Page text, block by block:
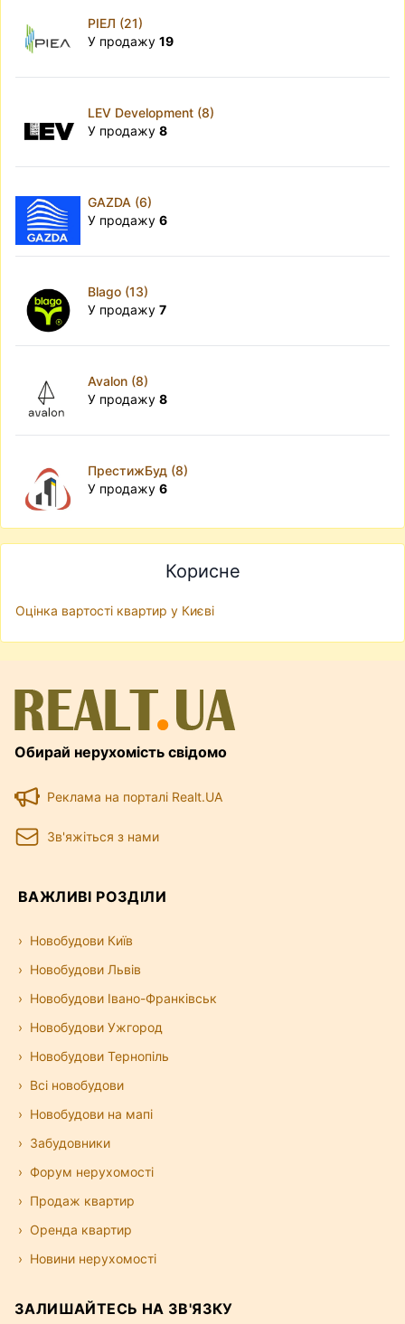
РІЕЛ (21)
У продажу 19
LEV Development (8)
У продажу 8
GAZDA (6)
У продажу 6
Blago (13)
У продажу 7
Avalon (8)
У продажу 8
ПрестижБуд (8)
У продажу 6
Корисне
Оцінка вартості квартир у Києві
Обирай нерухомість свідомо
Реклама на порталі Realt.UA
Зв'яжіться з нами
ВАЖЛИВІ РОЗДІЛИ
Новобудови Київ
Новобудови Львів
Новобудови Івано-Франківськ
Новобудови Ужгород
Новобудови Тернопіль
Всі новобудови
Новобудови на мапі
Забудовники
Форум нерухомості
Продаж квартир
Оренда квартир
Новини нерухомості
ЗАЛИШАЙТЕСЬ НА ЗВ'ЯЗКУ